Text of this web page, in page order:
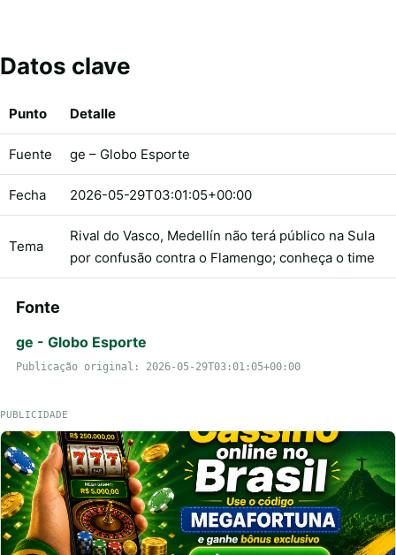
Datos clave
Punto Detalle
Fuente ge – Globo Esporte
Fecha 2026-05-29T03:01:05+00:00
Tema
Rival do Vasco, Medellín não terá público na Sula
por confusão contra o Flamengo; conheça o time
Fonte
ge - Globo Esporte
Publicação original: 2026-05-29T03:01:05+00:00
PUBLICIDADE